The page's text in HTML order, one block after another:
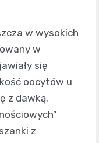
w wysokich
w
się
oocytów u
z dawką.
z